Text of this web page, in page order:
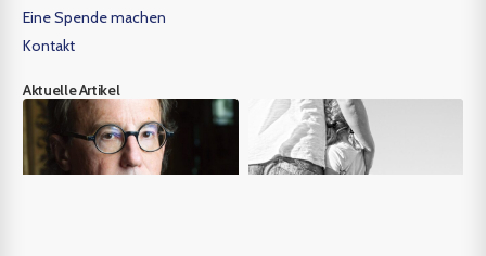
Eine Spende machen
Kontakt
Aktuelle Artikel